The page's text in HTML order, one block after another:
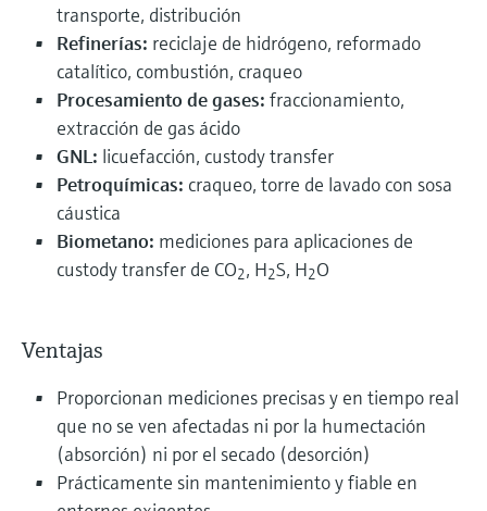
transporte, distribución
Refinerías: reciclaje de hidrógeno, reformado
catalítico, combustión, craqueo
Procesamiento de gases: fraccionamiento,
extracción de gas ácido
GNL: licuefacción, custody transfer
Petroquímicas: craqueo, torre de lavado con sosa
cáustica
Biometano: mediciones para aplicaciones de
custody transfer de CO2, H2S, H2O
Ventajas
Proporcionan mediciones precisas y en tiempo real
que no se ven afectadas ni por la humectación
(absorción) ni por el secado (desorción)
Prácticamente sin mantenimiento y fiable en